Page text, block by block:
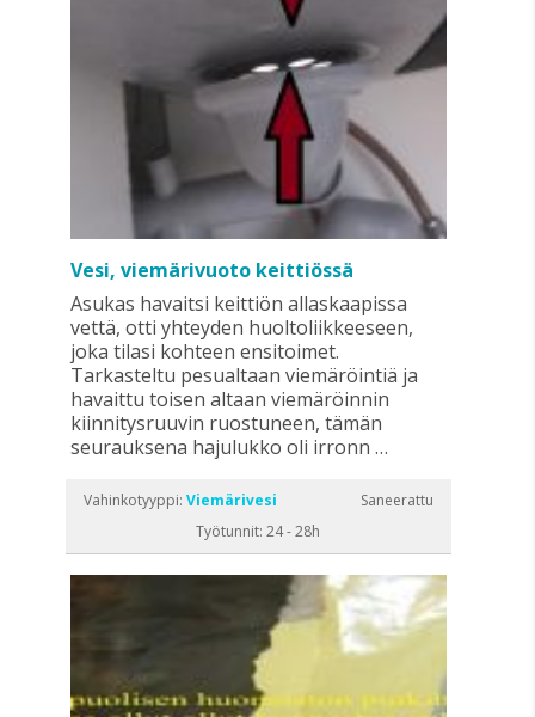
Vesi, viemärivuoto keittiössä
Asukas havaitsi keittiön allaskaapissa
vettä, otti yhteyden huoltoliikkeeseen,
joka tilasi kohteen ensitoimet.
Tarkasteltu pesualtaan viemäröintiä ja
havaittu toisen altaan viemäröinnin
kiinnitysruuvin ruostuneen, tämän
seurauksena hajulukko oli irronn …
Saneerattu
Vahinkotyyppi:Viemärivesi
Työtunnit: 24 - 28h